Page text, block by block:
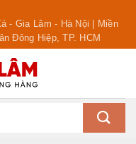
- Gia Lâm - Hà Nội | Miền
Đông Hiệp, TP. HCM